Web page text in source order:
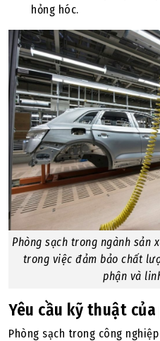
hỏng hóc.
Phòng sạch trong ngành sản
trong việc đảm bảo chất
phận và
Yêu cầu kỹ thuật
Phòng sạch trong công